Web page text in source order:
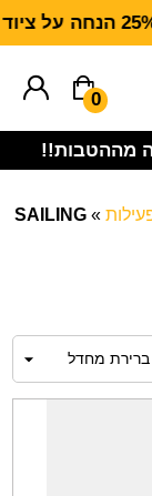
25% הנחה על ציוד מנדף CARHARTT FORCE
0
מההטבות!!
»
SAILING